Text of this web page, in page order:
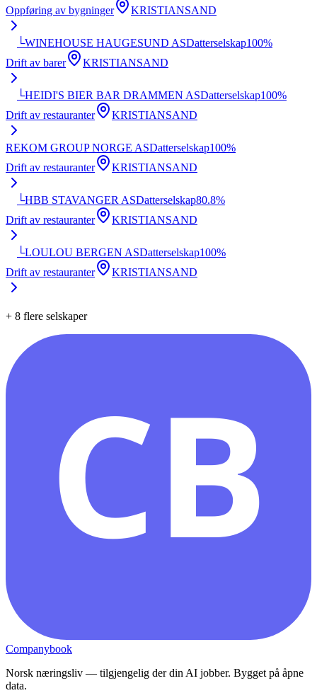
Oppføring av bygninger
KRISTIANSAND
└WINEHOUSE HAUGESUND ASDatterselskap100%
Drift av barer
KRISTIANSAND
└HEIDI'S BIER BAR DRAMMEN ASDatterselskap100%
Drift av restauranter
KRISTIANSAND
REKOM GROUP NORGE ASDatterselskap100%
Drift av restauranter
KRISTIANSAND
└HBB STAVANGER ASDatterselskap80.8%
Drift av restauranter
KRISTIANSAND
└LOULOU BERGEN ASDatterselskap100%
Drift av restauranter
KRISTIANSAND
+ 8 flere selskaper
CB
Companybook
Norsk næringsliv — tilgjengelig der din AI jobber. Bygget på åpne
data.